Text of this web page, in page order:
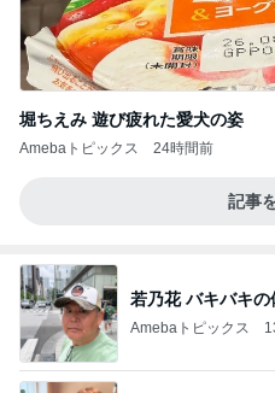
堀ちえみ 遊び疲れた愛犬の姿
Amebaトピックス 24時間前
記事
若乃花 バキバキ
Amebaトピックス